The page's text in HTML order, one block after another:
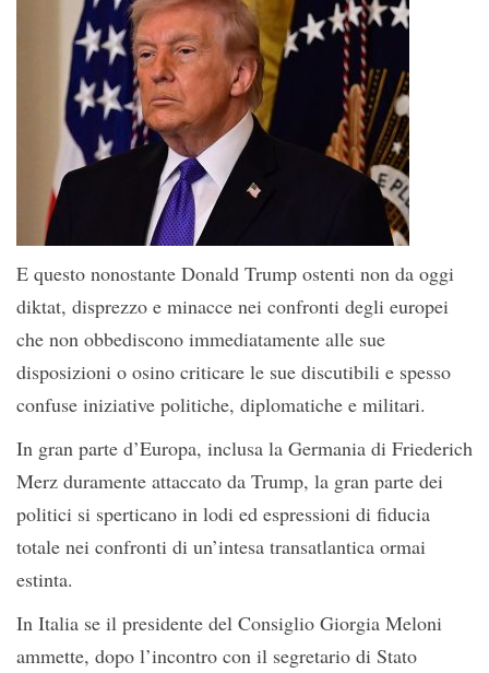
E questo nonostante Donald Trump ostenti non da oggi
diktat, disprezzo e minacce nei confronti degli europei
che non obbediscono immediatamente alle sue
disposizioni o osino criticare le sue discutibili e spesso
confuse iniziative politiche, diplomatiche e militari.
In gran parte d’Europa, inclusa la Germania di Friederich
Merz duramente attaccato da Trump, la gran parte dei
politici si sperticano in lodi ed espressioni di fiducia
totale nei confronti di un’intesa transatlantica ormai
estinta.
In Italia se il presidente del Consiglio Giorgia Meloni
ammette, dopo l’incontro con il segretario di Stato